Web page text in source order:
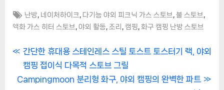
Tags:
난방 네이처하이크 다기능 야외 피크닉 가스 스토브 ,불 스토브
액화 가스 히터 스토브 야외 활동 조리 캠핑 화구 캠핑 난방 스토브
글
탐
P
r
e
간단한 휴대용 스테인레스 스틸 토스트 토스터기 랙, 야외
캠핑 접이식 다목적 스토브 그릴
N
Campingmoon 분리형 화구, 야외 캠핑의 완벽한 파트